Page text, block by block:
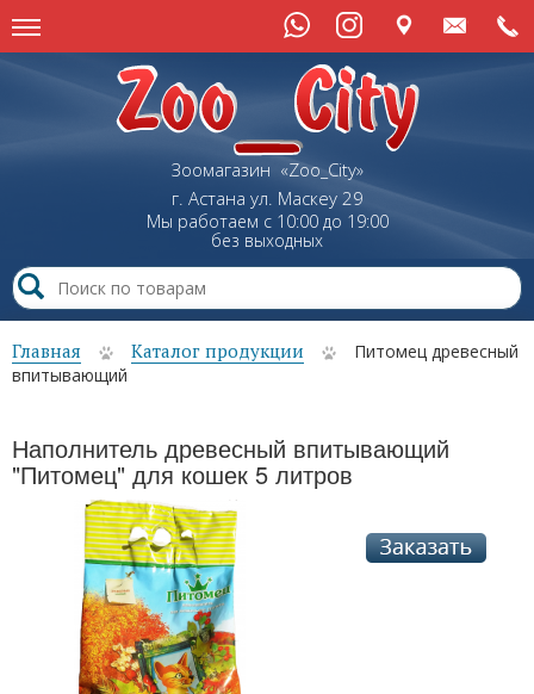
Зоомагазин «Zoo_City»
г. Астана ул. Маскеу29
Мы работаем с 10:00 до 19:00
без выходных
Главная Каталог продукции
Питомец древесный
впитывающий
Наполнитель древесный впитывающий
"Питомец" для кошек 5 литров